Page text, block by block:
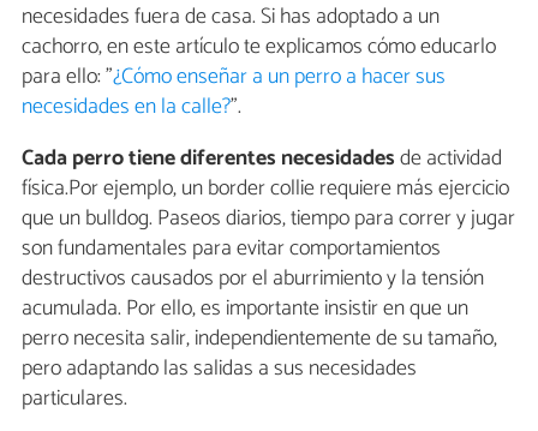
necesidades fuera de casa. Si has adoptado a un
cachorro, en este artículo te explicamos cómo educarlo
para ello: "¿Cómo enseñar a un perro a hacer sus
necesidades en la calle?".
Cada perro tiene diferentes necesidadesde actividad
física.Por ejemplo, un border collie requiere más ejercicio
que un bulldog. Paseos diarios, tiempo para correr y jugar
son fundamentales para evitar comportamientos
destructivos causados por el aburrimiento y la tensión
acumulada. Por ello, es importante insistir en que un
perro necesita salir, independientemente de su tamaño,
pero adaptando las salidas a sus necesidades
particulares.